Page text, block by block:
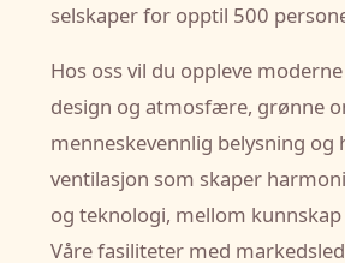
selskaper for opptil 500
Hos oss vil du oppleve
design og atmosfære, grønne
menneskevennlig belysning og
ventilasjon som skaper
og teknologi, mellom
Våre fasiliteter med